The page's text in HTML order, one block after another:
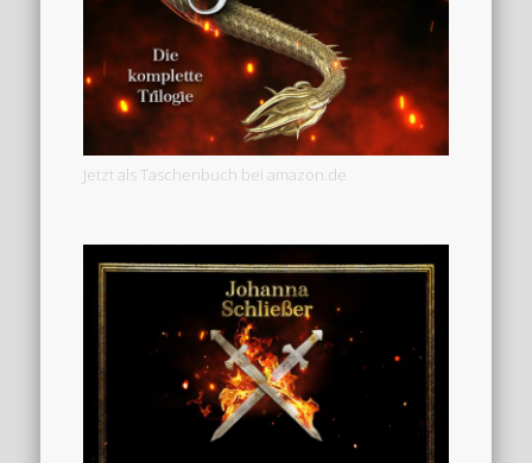
Jetzt als Taschenbuch bei amazon.de